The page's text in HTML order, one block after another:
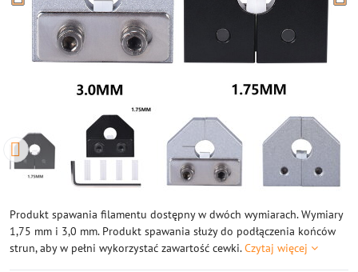
Produkt spawania filamentu dostępny w dwóch wymiarach. Wymiary
1,75 mm i 3,0 mm. Produkt spawania służy do podłączenia końców
strun, aby w pełni wykorzystać zawartość cewki.Czytaj więcej